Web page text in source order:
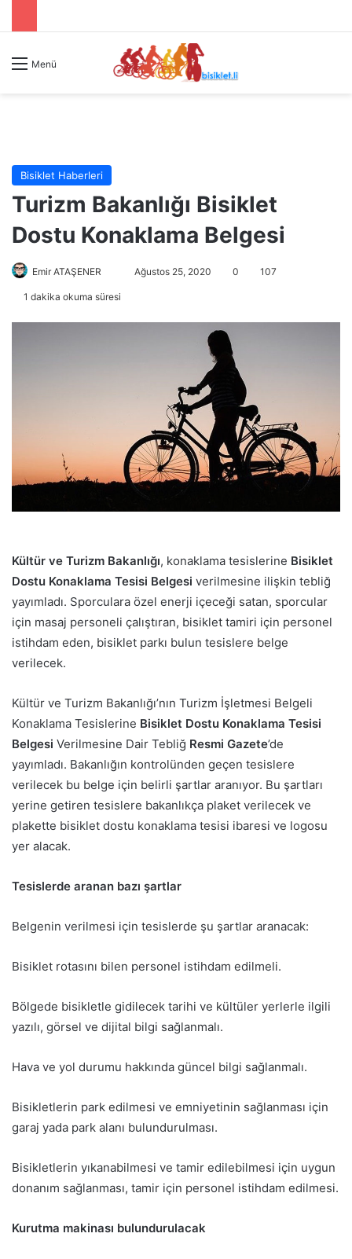
Menü
Bisiklet Haberleri
Turizm Bakanlığı Bisiklet
Dostu Konaklama Belgesi
Emir ATAŞENER
ö
r
k
Ağustos 25, 2020 0 107
1 dakika okuma süresi
Kültür ve Turizm Bakanlığı, konaklama tesislerine Bisiklet
Dostu Konaklama Tesisi Belgesi verilmesine ilişkin tebliğ
yayımladı. Sporculara özel enerji içeceği satan, sporcular
için masaj personeli çalıştıran, bisiklet tamiri için personel
istihdam eden, bisiklet parkı bulun tesislere belge
verilecek.
Kültür ve Turizm Bakanlığı’nın Turizm İşletmesi Belgeli
Konaklama Tesislerine Bisiklet Dostu Konaklama Tesisi
Belgesi Verilmesine Dair Tebliğ Resmi Gazete’de
yayımladı. Bakanlığın kontrolünden geçen tesislere
verilecek bu belge için belirli şartlar aranıyor. Bu şartları
yerine getiren tesislere bakanlıkça plaket verilecek ve
plakette bisiklet dostu konaklama tesisi ibaresi ve logosu
yer alacak.
Tesislerde aranan bazı şartlar
Belgenin verilmesi için tesislerde şu şartlar aranacak:
Bisiklet rotasını bilen personel istihdam edilmeli.
Bölgede bisikletle gidilecek tarihi ve kültüler yerlerle ilgili
yazılı, görsel ve dijital bilgi sağlanmalı.
Hava ve yol durumu hakkında güncel bilgi sağlanmalı.
Bisikletlerin park edilmesi ve emniyetinin sağlanması için
garaj yada park alanı bulundurulması.
Bisikletlerin yıkanabilmesi ve tamir edilebilmesi için uygun
donanım sağlanması, tamir için personel istihdam edilmesi.
Kurutma makinası bulundurulacak